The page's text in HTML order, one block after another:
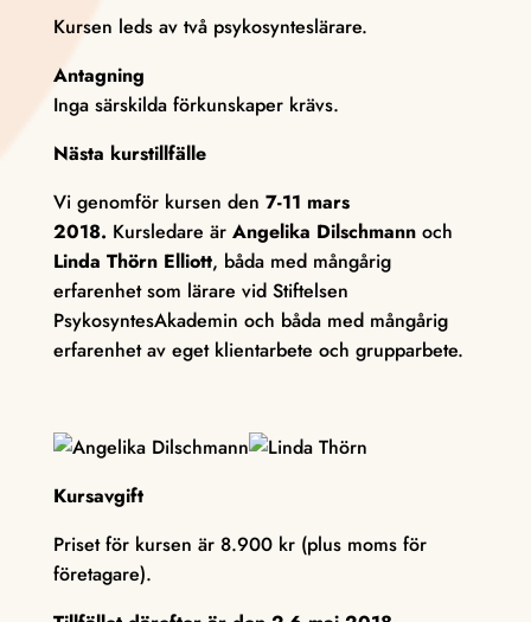
Kursen leds av två psykosynteslärare.
Antagning
Inga särskilda förkunskaper krävs.
Nästa kurstillfälle
Vi genomför kursen den 7-11 mars
2018. Kursledare är Angelika Dilschmannoch
Linda Thörn Elliott, båda med mångårig
erfarenhet som lärare vid Stiftelsen
PsykosyntesAkademin och båda med mångårig
erfarenhet av eget klientarbete och grupparbete.
Kursavgift
Priset för kursen är 8.900 kr (plus moms för
företagare).